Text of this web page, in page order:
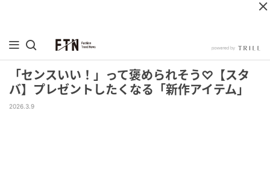
「センスいい！」って褒められそう♡【スタ
バ】プレゼントしたくなる「新作アイテム」
2026.3.9